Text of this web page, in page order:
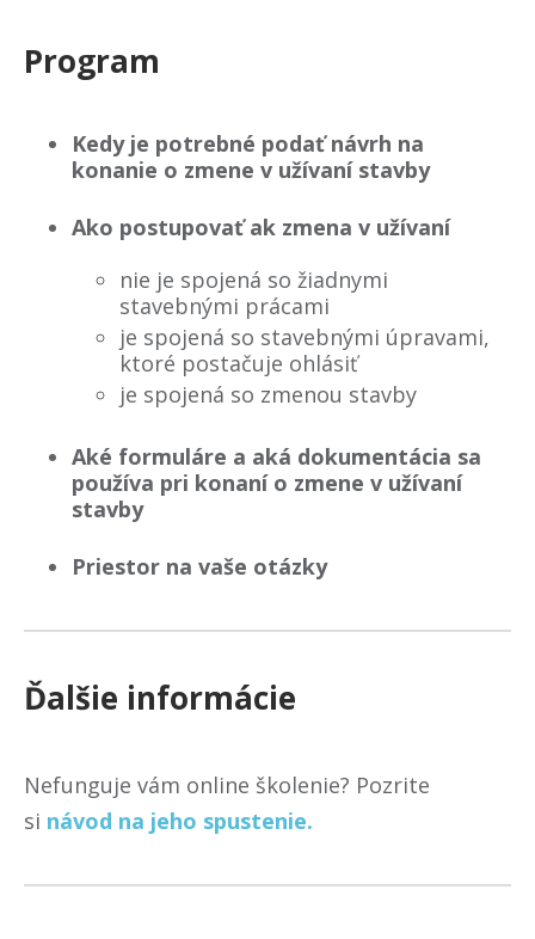
Program
Kedy je potrebné podať návrh na
konanie o zmene v užívaní stavby
Ako postupovať ak zmena v užívaní
nie je spojená so žiadnymi
stavebnými prácami
je spojená so stavebnými úpravami,
ktoré postačuje ohlásiť
je spojená so zmenou stavby
Aké formuláre a aká dokumentácia sa
používa pri konaní o zmene v užívaní
stavby
Priestor na vaše otázky
Ďalšie informácie
Nefunguje vám online školenie? Pozrite
si návod na jeho spustenie.